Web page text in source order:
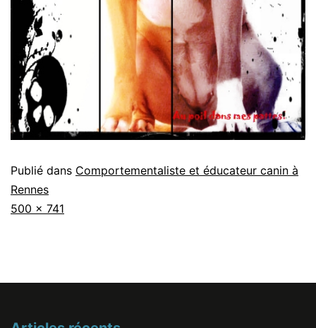
Publié dans Comportementaliste et éducateur canin à
Rennes
Taille
500 × 741